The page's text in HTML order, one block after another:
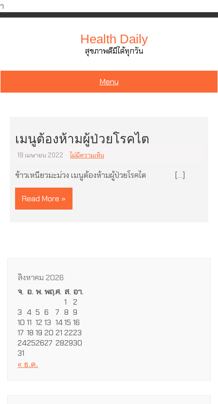
ำ
Skip
Health Daily
สุขภาพดีมีได้ทุกวัน
Menu
เมนูต้องห้ามผู้ป่วยโรคไต
19 เมษายน 2022 ไม่มีความเห็น
ข้าวเหนียวมะม่วง เมนูต้องห้ามผู้ป่วยโรคไต […]
Read More »
สิงหาคม 2026
จ. อ. พ.พฤ.ศ. ส. อา.
1
2
3 4 5 6 7 8 9
10 11 12 13 1415 16
17 18 19 20 21 2223
24252627 282930
31
« ธ.ค.